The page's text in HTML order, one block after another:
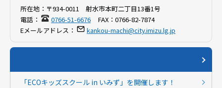
所在地： 〒934-0011 射水市本町二丁目13番1号
電話：
0766-51-6676 FAX： 0766-82-7874
Eメールアドレス：
kankou-machi@city.imizu.lg.jp
「ECOキッズスクール in いみず」を開催します！